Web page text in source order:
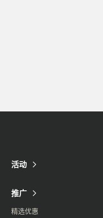
活动
推广
精选优惠